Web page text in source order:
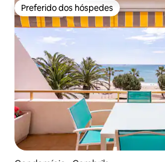
Preferido dos hóspedes
Preferido dos hóspedes